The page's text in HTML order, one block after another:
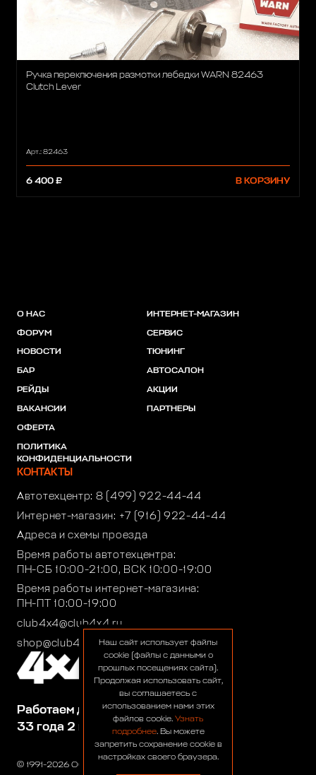
Ручка переключения размотки лебедки WARN 82463
Clutch Lever
Арт.: 82463
6 400 ₽ В КОРЗИНУ
© 1991-2026 ООО «Сервис 4х4»
Работаем для вас:
33 года 2 месяца 23 дня
О НАС
ФОРУМ
НОВОСТИ
БАР
РЕЙДЫ
ВАКАНСИИ
ОФЕРТА
ПОЛИТИКА
КОНФИДЕНЦИАЛЬНОСТИ
ИНТЕРНЕТ-МАГАЗИН
СЕРВИС
ТЮНИНГ
АВТОСАЛОН
АКЦИИ
ПАРТНЕРЫ
КОНТАКТЫ
Автотехцентр: 8 (499) 922-44-44
Интернет-магазин: +7 (916) 922-44-44
Адреса и схемы проезда
Время работы автотехцентра:
ПН-СБ 10:00-21:00, ВСК 10:00-19:00
Время работы интернет-магазина:
ПН-ПТ 10:00-19:00
club4x4@club4x4.ru
shop@club4x4.ruНаш сайт использует файлы
cookie (файлы с данными о
прошлых посещениях сайта).
Продолжая использовать сайт,
вы соглашаетесь с
использованием нами этих
файлов cookie. Узнать
подробнее. Вы можете
запретить сохранение cookie в
настройках своего браузера.